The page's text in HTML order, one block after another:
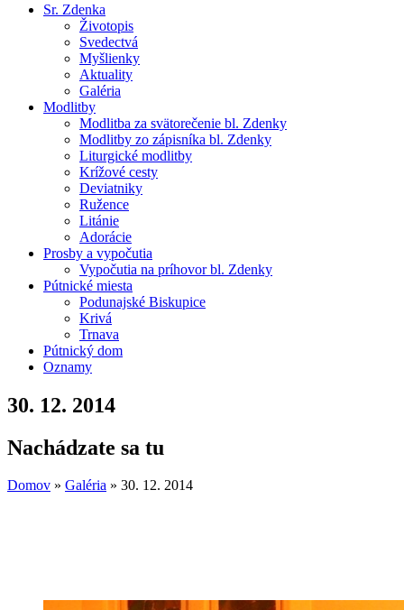
Sr. Zdenka
Životopis
Svedectvá
Myšlienky
Aktuality
Galéria
Modlitby
Modlitba za svätorečenie bl. Zdenky
Modlitby zo zápisníka bl. Zdenky
Liturgické modlitby
Krížové cesty
Deviatniky
Ružence
Litánie
Adorácie
Prosby a vypočutia
Vypočutia na príhovor bl. Zdenky
Pútnické miesta
Podunajské Biskupice
Krivá
Trnava
Pútnický dom
Oznamy
30. 12. 2014
Nachádzate sa tu
Domov » Galéria » 30. 12. 2014